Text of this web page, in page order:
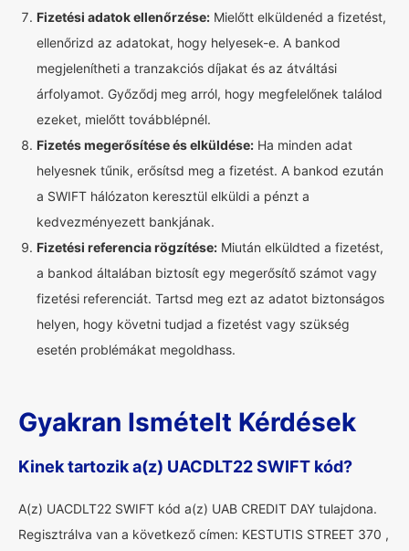
Fizetési adatok ellenőrzése: Mielőtt elküldenéd a fizetést,
ellenőrizd az adatokat, hogy helyesek-e. A bankod
megjelenítheti a tranzakciós díjakat és az átváltási
árfolyamot. Győződj meg arról, hogy megfelelőnek találod
ezeket, mielőtt továbblépnél.
Fizetés megerősítése és elküldése: Ha minden adat
helyesnek tűnik, erősítsd meg a fizetést. A bankod ezután
a SWIFT hálózaton keresztül elküldi a pénzt a
kedvezményezett bankjának.
Fizetési referencia rögzítése: Miután elküldted a fizetést,
a bankod általában biztosít egy megerősítő számot vagy
fizetési referenciát. Tartsd meg ezt az adatot biztonságos
helyen, hogy követni tudjad a fizetést vagy szükség
esetén problémákat megoldhass.
Gyakran Ismételt Kérdések
Kinek tartozik a(z) UACDLT22 SWIFT kód?
A(z) UACDLT22 SWIFT kód a(z) UAB CREDIT DAY tulajdona.
Regisztrálva van a következő címen: KESTUTIS STREET 370 ,